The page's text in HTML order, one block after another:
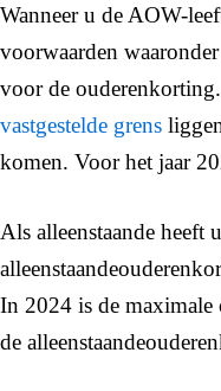
Wanneer u de AOW-
voorwaarden
voor de
vastgestelde grens
komen. Voor het jaar
Als alleenstaande heeft
In 2024 is de
de